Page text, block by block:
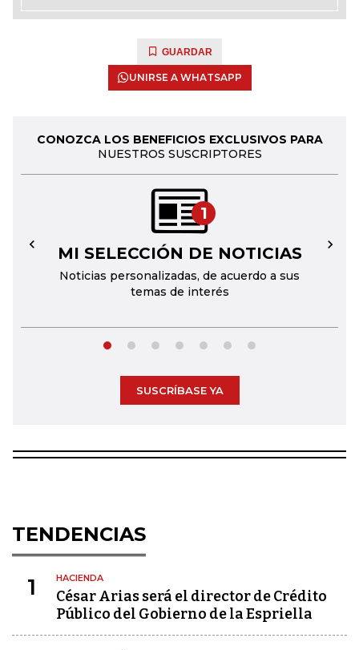
GUARDAR
UNIRSE A WHATSAPP
CONOZCA LOS BENEFICIOS EXCLUSIVOS PARA
NUESTROS SUSCRIPTORES
1
MI SELECCIÓN DE NOTICIAS
Noticias personalizadas, de acuerdo a sus
temas de interés
← →
SUSCRÍBASE YA
TENDENCIAS
1 HACIENDA
César Arias será el director de Crédito
Público del Gobierno de la Espriella